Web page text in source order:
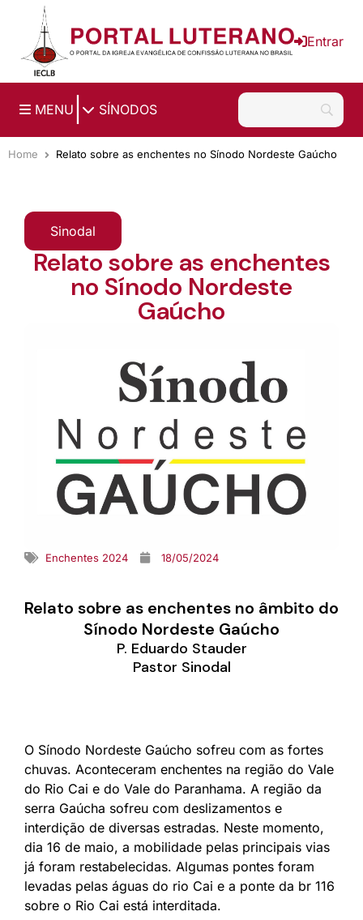
Ir para o conteúdo principal
Entrar
MENU SÍNODOS
Home Relato sobre as enchentes no Sínodo Nordeste Gaúcho
Sinodal
Relato sobre as enchentes
no Sínodo Nordeste
Gaúcho
Enchentes 2024 18/05/2024
Relato sobre as enchentes no âmbito do
Sínodo Nordeste Gaúcho
P. Eduardo Stauder
Pastor Sinodal
O Sínodo Nordeste Gaúcho sofreu com as fortes
chuvas. Aconteceram enchentes na região do Vale
do Rio Cai e do Vale do Paranhama. A região da
serra Gaúcha sofreu com deslizamentos e
interdição de diversas estradas. Neste momento,
dia 16 de maio, a mobilidade pelas principais vias
já foram restabelecidas. Algumas pontes foram
levadas pelas águas do rio Cai e a ponte da br 116
sobre o Rio Cai está interditada.